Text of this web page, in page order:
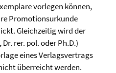
vorlegen können,
Promotionsurkunde
Gleichzeitig wird der
rer. pol. oder Ph.D.)
eines Verlagsvertrags
überreicht werden.